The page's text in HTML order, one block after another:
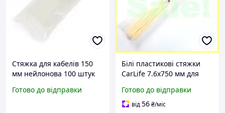
Стяжка для кабелів 150
мм нейлонова 100 штук
організації дротів FLAME
Готово до відправки
Білі пластикові стяжки
CarLife 7.6x750 мм для
фіксатори для організації
проводки
Готово до відправки
від56₴/міс